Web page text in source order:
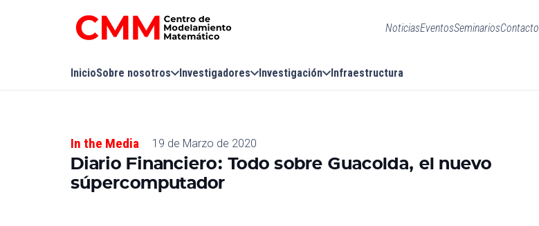
NoticiasEventosSeminariosContacto
InicioSobre nosotros Investigadores Investigación Infraestructura
In the Media 19 de Marzo de 2020
Diario Financiero: Todo sobre Guacolda, el nuevo
súpercomputador